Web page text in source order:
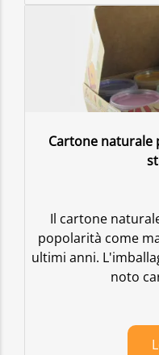
Cartone naturale
Il cartone
popolarità come
ultimi anni.
noto